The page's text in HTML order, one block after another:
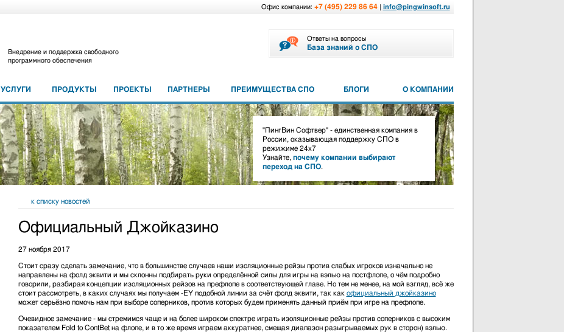
Офис компании: +7 (495) 229 86 64| info@pingwinsoft.ru
Внедрение и поддержка свободного
программного обеспечения
Ответы на вопросы
База знаний о СПО
УСЛУГИ ПРОДУКТЫ ПРОЕКТЫ ПАРТНЕРЫ ПРЕИМУЩЕСТВА СПО БЛОГИ О КОМПАНИИ
"ПингВин Софтвер" - единственная компания в
России, оказывающая поддержку СПО в
режижиме 24х7
Узнайте, почему компании выбирают
переход на СПО.
к списку новостей
Официальный Джойказино
27 ноября 2017
Стоит сразу сделать замечание, что в большинстве случаев наши изоляционные рейзы против слабых игроков изначально не
направлены на фолд эквити и мы склонны подбирать руки определённой силы для игры на вэлью на постфлопе, о чём подробно
говорили, разбирая концепции изоляционных рейзов на префлопе в соответствующей главе. Но тем не менее, на мой взгляд, всё же
стоит рассмотреть, в каких случаях мы получаем -EY подобной линии за счёт фолд эквити, так как официальный джойказино
может серьёзно помочь нам при выборе соперников, против которых будем применять данный приём при игре на префлопе.
Очевидное замечание - мы стремимся чаще и на более широком спектре играть изоляционные рейзы против соперников с высоким
показателем Fold to ContBet на флопе, и в то же время играем аккуратнее, смещая диапазон разыгрываемых рук в сторон) вэлью.